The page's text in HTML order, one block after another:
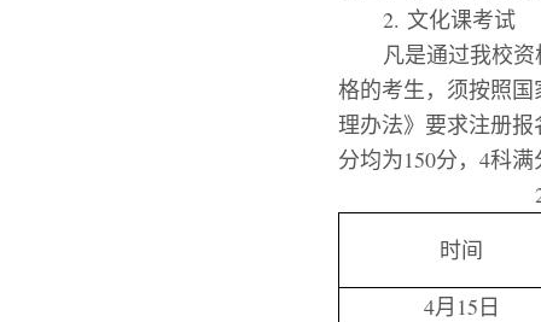
2. 文化课考试
凡是通过我校
格的考生，须按照
理办法》要求注册
分均为150分， 4科满
时间
4月 15日